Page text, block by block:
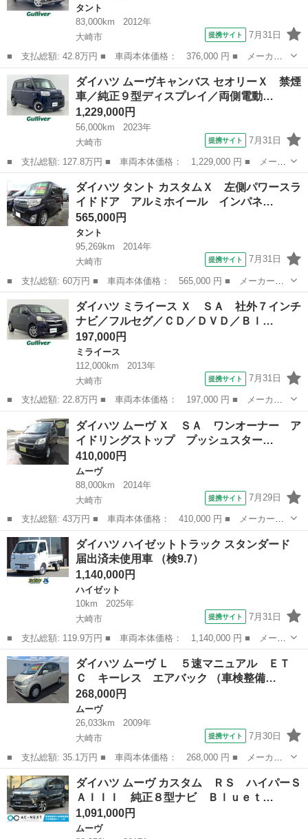
タント
83,000km
2012年
大崎市
提携サイト 7月31日
■ 支払総額: 42.8万円 ■ 車両本体価格： 376,000 円 ■ メーカー
名： ダイハツ ■ 車種名： タント ■ グレード名： カスタムＲ
Ｓ ■ 排気量： 660cc ■ ドア枚数： 5D ■ ミッション： イン...
宮城 大崎市 タント
ダイハツ ムーヴキャンバス セオリーＸ 禁煙
車／純正９型ディスプレイ／両側電動…
1,229,000円
56,000km
2023年
大崎市
提携サイト 7月31日
■ 支払総額: 127.8万円 ■ 車両本体価格： 1,229,000 円 ■ メーカ
ー名： ダイハツ ■ 車種名： ムーヴキャンバス ■ グレード
名： セオリーＸ 禁煙車／純正９型ディスプレイ／両側電動ドア／
スマアシ／衝...
大崎市 ダイハツ
ダイハツ タント カスタムＸ 左側パワースラ
イドドア アルミホイール インパネ…
565,000円
タント
95,269km
2014年
大崎市
提携サイト 7月31日
■ 支払総額: 60万円 ■ 車両本体価格： 565,000 円 ■ メーカー
名： ダイハツ ■ 車種名： タント ■ グレード名： カスタム
Ｘ 左側パワースライドドア アルミホイール インパネオートマ
ベンチシート エア...
宮城 大崎市 タント
ダイハツ ミライース Ｘ ＳＡ 社外７インチ
ナビ／フルセグ／ＣＤ／ＤＶＤ／Ｂｌ…
197,000円
ミライース
112,000km
2013年
大崎市
提携サイト 7月31日
■ 支払総額: 22.8万円 ■ 車両本体価格： 197,000 円 ■ メーカー
名： ダイハツ ■ 車種名： ミライース ■ グレード名： Ｘ Ｓ
Ａ 社外７インチナビ／フルセグ／ＣＤ／ＤＶＤ／Ｂｌｕｅｔｏｏｔ
ｈ／ドライブ...
大崎市 ミライース
ダイハツ ムーヴ Ｘ ＳＡ ワンオーナー ア
イドリングストップ プッシュスター…
410,000円
ムーヴ
88,000km
2014年
大崎市
提携サイト 7月29日
■ 支払総額: 43万円 ■ 車両本体価格： 410,000 円 ■ メーカー
名： ダイハツ ■ 車種名： ムーヴ ■ グレード名： Ｘ ＳＡ
ワンオーナー アイドリングストップ プッシュスタート スマート
キー スマートア...
宮城 大崎市 ムーヴ
ダイハツ ハイゼットトラック スタンダード
届出済未使用車 （検9.7）
1,140,000円
ハイゼット
10km
2025年
大崎市
提携サイト 7月31日
■ 支払総額: 119.9万円 ■ 車両本体価格： 1,140,000 円 ■ メーカ
ー名： ダイハツ ■ 車種名： ハイゼットトラック ■ グレード
名： スタンダード 届出済未使用車 ■ 排気量： 660cc ■ ドア
枚...
宮城 大崎市 ハイゼット
ダイハツ ムーヴ Ｌ ５速マニュアル ＥＴ
Ｃ キーレス エアバック （車検整備…
268,000円
ムーヴ
26,033km
2009年
大崎市
提携サイト 7月30日
■ 支払総額: 35.1万円 ■ 車両本体価格： 268,000 円 ■ メーカー
名： ダイハツ ■ 車種名： ムーヴ ■ グレード名： Ｌ ５速マ
ニュアル ＥＴＣ キーレス エアバック ■ 排気量： 660cc ■ ド
ア...
宮城 大崎市 ムーヴ
ダイハツ ムーヴ カスタム ＲＳ ハイパーＳ
ＡＩＩＩ 純正８型ナビ Ｂｌｕｅｔ…
1,091,000円
ムーヴ